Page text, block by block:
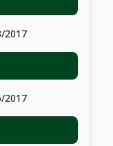
2017
2017